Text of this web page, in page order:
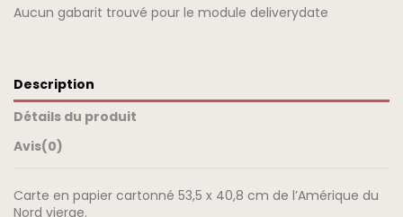
Aucun gabarit trouvé pour le module deliverydate
Description
Détails du produit
Avis(0)
Carte en papier cartonné 53,5 x 40,8 cm de l’Amérique du
Nord vierge.